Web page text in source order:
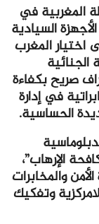
المغربية في
السيادية
اختيار المغرب
صريح بكفاءة
في إدارة
الحساسية.
الإرهاب”،
والمخابرات
وتفكيك